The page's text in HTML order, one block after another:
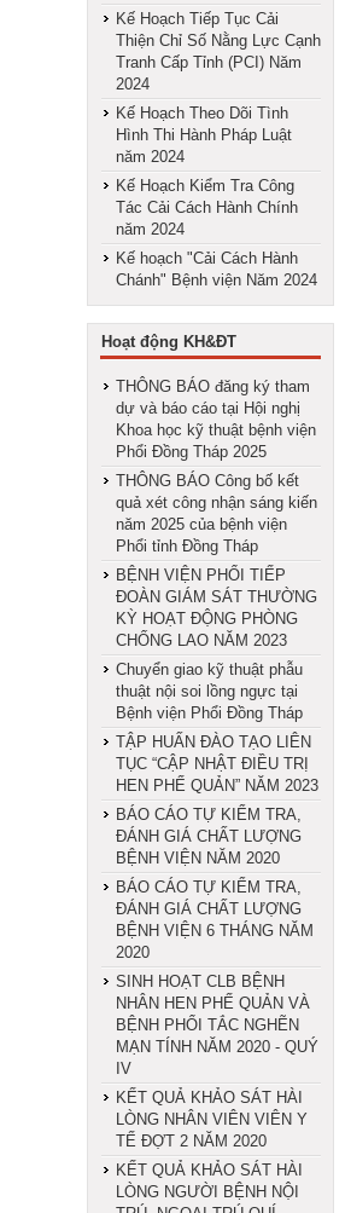
Kế Hoạch Tiếp Tục Cải
Thiện Chỉ Số Nằng Lực Cạnh
Tranh Cấp Tỉnh (PCI) Năm
2024
Kế Hoạch Theo Dõi Tình
Hình Thi Hành Pháp Luật
năm 2024
Kế Hoạch Kiểm Tra Công
Tác Cải Cách Hành Chính
năm 2024
Kế hoạch "Cải Cách Hành
Chánh" Bệnh viện Năm 2024
Hoạt động KH&ĐT
THÔNG BÁO đăng ký tham
dự và báo cáo tại Hội nghị
Khoa học kỹ thuật bệnh viện
Phổi Đồng Tháp 2025
THÔNG BÁO Công bố kết
quả xét công nhận sáng kiến
năm 2025 của bệnh viện
Phổi tỉnh Đồng Tháp
BỆNH VIỆN PHỔI TIẾP
ĐOÀN GIÁM SÁT THƯỜNG
KỲ HOẠT ĐỘNG PHÒNG
CHỐNG LAO NĂM 2023
Chuyển giao kỹ thuật phẫu
thuật nội soi lồng ngực tại
Bệnh viện Phổi Đồng Tháp
TẬP HUẤN ĐÀO TẠO LIÊN
TỤC “CẬP NHẬT ĐIỀU TRỊ
HEN PHẾ QUẢN” NĂM 2023
BÁO CÁO TỰ KIỂM TRA,
ĐÁNH GIÁ CHẤT LƯỢNG
BỆNH VIỆN NĂM 2020
BÁO CÁO TỰ KIỂM TRA,
ĐÁNH GIÁ CHẤT LƯỢNG
BỆNH VIỆN 6 THÁNG NĂM
2020
SINH HOẠT CLB BỆNH
NHÂN HEN PHẾ QUẢN VÀ
BỆNH PHỔI TẮC NGHẼN
MẠN TÍNH NĂM 2020 - QUÝ
IV
KẾT QUẢ KHẢO SÁT HÀI
LÒNG NHÂN VIÊN VIÊN Y
TẾ ĐỢT 2 NĂM 2020
KẾT QUẢ KHẢO SÁT HÀI
LÒNG NGƯỜI BỆNH NỘI